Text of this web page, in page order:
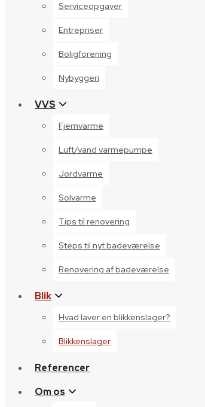
Serviceopgaver
Entrepriser
Boligforening
Nybyggeri
VVS
Fjernvarme
Luft/vand varmepumpe
Jordvarme
Solvarme
Tips til renovering
Steps til nyt badeværelse
Renovering af badeværelse
Blik
Hvad laver en blikkenslager?
Blikkenslager
Referencer
Om os